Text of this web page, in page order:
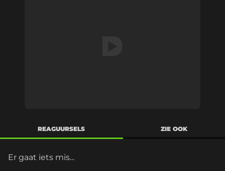
REAGUURSELS ZIE OOK
Er gaat iets mis...